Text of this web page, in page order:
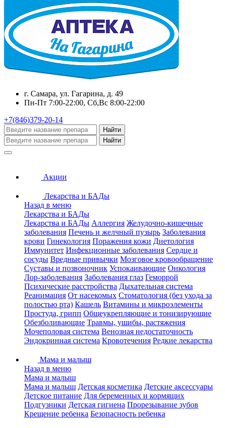
г. Самара, ул. Гагарина, д. 49
Пн-Пт 7:00-22:00, Сб,Вс 8:00-22:00
+7(846)379-20-14
Найти
Найти
Акции
Лекарства и БАДы
Назад в меню
Лекарства и БАДы
Лекарства и БАДы Аллергия Желудочно-кишечные
заболевания Печень и желчный пузырь Заболевания
крови Гинекология Поражения кожи Диетология
Иммунитет Инфекционные заболевания Сердце и
сосуды Вредные привычки Мозговое кровообращение
Суставы и позвоночник Успокаивающие Онкология
Лор-заболевания Заболевания глаз Геморрой
Психические расстройства Дыхательная система
Реанимация От насекомых Стоматология (без ухода за
полостью рта) Кашель Витамины и микроэлементы
Простуда, грипп Общеукрепляющие и тонизирующие
Обезболивающие Травмы, ушибы, растяжения
Мочеполовая система Венозная недостаточность
Эндокринная система Кровотечения Редкие лекарства
Мама и малыш
Назад в меню
Мама и малыш
Мама и малыш Детская косметика Детские аксессуары
Детское питание Для беременных и кормящих
Подгузники Детская гигиена Прорезывание зубов
Крещение ребенка Безопасность ребенка